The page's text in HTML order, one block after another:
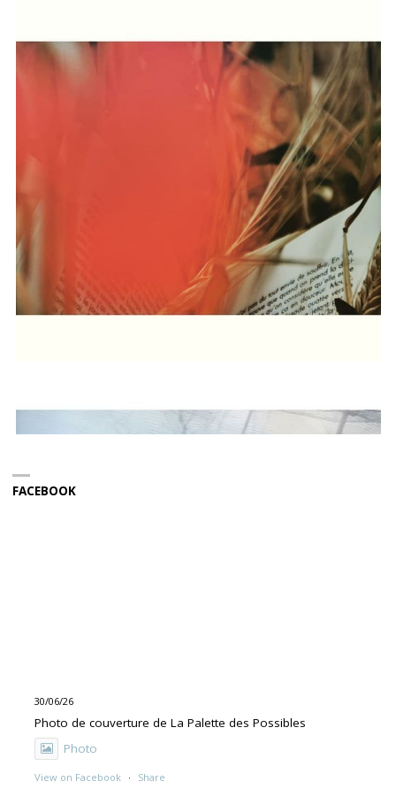
FACEBOOK
30/06/26
Photo de couverture de La Palette des Possibles
Photo
View on Facebook · Share